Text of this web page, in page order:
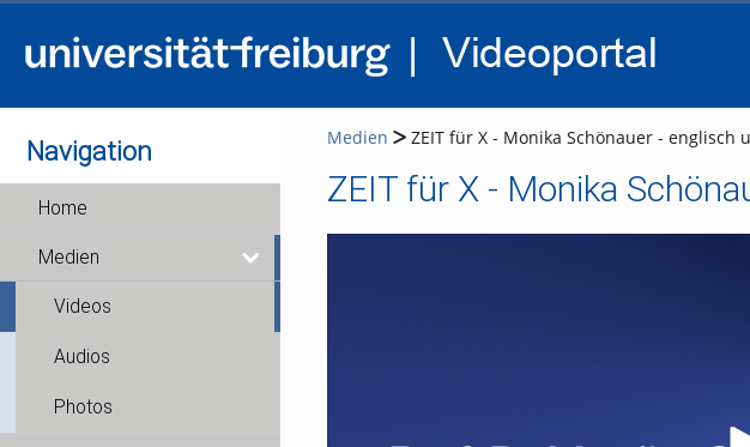
Navigation
Home
Medien
Videos
Audios
Photos
Medien ZEIT für X - Monika Schönauer - englisch
ZEIT für X - Monika